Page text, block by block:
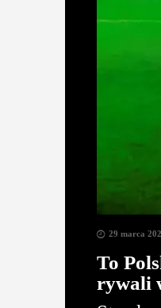
29 marca
To
rywali